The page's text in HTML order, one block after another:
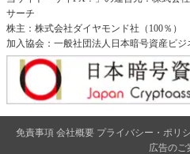
サーチ
株主：株式会社ダイヤモンド社（100％）
加入協会：一般社団法人日本暗号資産ビジ
免責事項 会社概要 プライバシー・ポリ
広告のご